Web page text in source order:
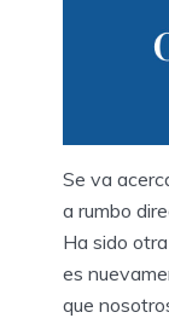
Se va
a rumbo
Ha sido
es
que